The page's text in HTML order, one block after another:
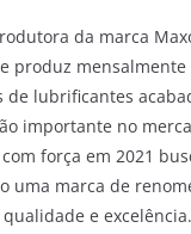
da marca
produz mensalmente
de lubrificantes
importante no
força em 2021
uma marca de
e excelência.